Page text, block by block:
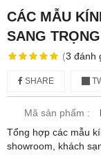
CÁC MẪU
SANG
(3 đánh
SHARE
Mã sản phẩm :
Tổng hợp các mẫu
showroom, khách